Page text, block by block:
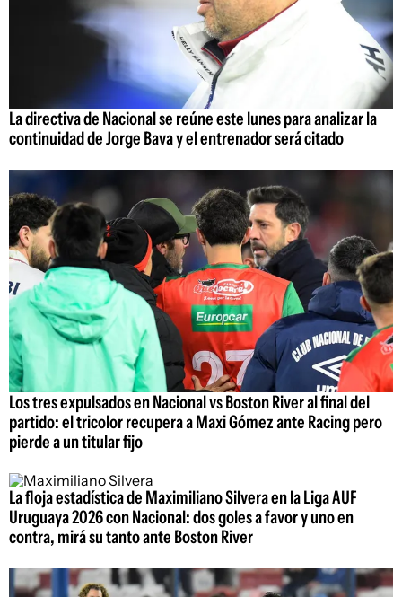
La directiva de Nacional se reúne este lunes para analizar la
continuidad de Jorge Bava y el entrenador será citado
Los tres expulsados en Nacional vs Boston River al final del
partido: el tricolor recupera a Maxi Gómez ante Racing pero
pierde a un titular fijo
La floja estadística de Maximiliano Silvera en la Liga AUF
Uruguaya 2026 con Nacional: dos goles a favor y uno en
contra, mirá su tanto ante Boston River